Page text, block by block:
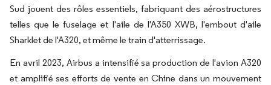
Sud jouent des rôles essentiels, fabriquant des aérostructures
telles que le fuselage et l'aile de l'A350 XWB, l'embout d'aile
Sharklet de l'A320, et même le train d'atterrissage.
En avril 2023, Airbus a intensifié sa production de l'avion A320
et amplifié ses efforts de vente en Chine dans un mouvement